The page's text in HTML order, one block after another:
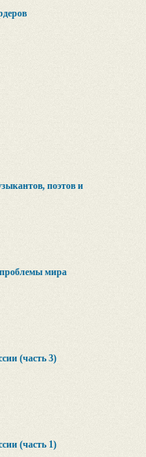
поэтов и
мира
(часть 3)
(часть 1)